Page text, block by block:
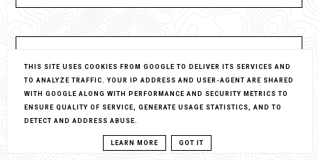
ŁĄCZNA LICZBA WYŚWIETLEŃ
1,494,694
THIS SITE USES COOKIES FROM GOOGLE TO DELIVER ITS SERVICES AND
TO ANALYZE TRAFFIC. YOUR IP ADDRESS AND USER-AGENT ARE SHARED
WITH GOOGLE ALONG WITH PERFORMANCE AND SECURITY METRICS TO
ENSURE QUALITY OF SERVICE, GENERATE USAGE STATISTICS, AND TO
DETECT AND ADDRESS ABUSE.
LEARN MORE GOT IT